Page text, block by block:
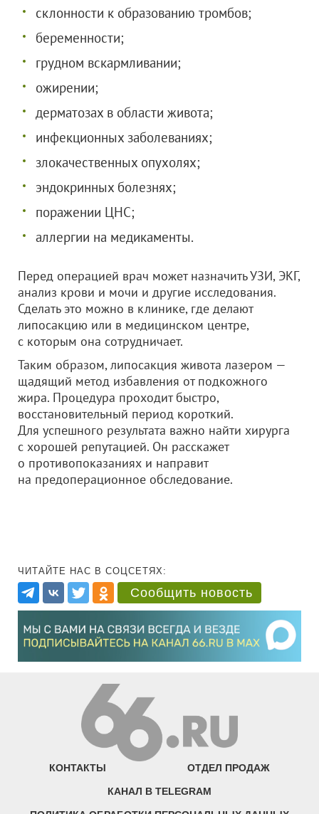
склонности к образованию тромбов;
беременности;
грудном вскармливании;
ожирении;
дерматозах в области живота;
инфекционных заболеваниях;
злокачественных опухолях;
эндокринных болезнях;
поражении ЦНС;
аллергии на медикаменты.
Перед операцией врач может назначить УЗИ, ЭКГ,
анализ крови и мочи и другие исследования.
Сделать это можно в клинике, где делают
липосакцию или в медицинском центре,
с которым она сотрудничает.
Таким образом, липосакция живота лазером —
щадящий метод избавления от подкожного
жира. Процедура проходит быстро,
восстановительный период короткий.
Для успешного результата важно найти хирурга
с хорошей репутацией. Он расскажет
о противопоказаниях и направит
на предоперационное обследование.
ЧИТАЙТЕ НАС В СОЦСЕТЯХ:
Сообщить новость
КОНТАКТЫ ОТДЕЛ ПРОДАЖ
КАНАЛ В TELEGRAM